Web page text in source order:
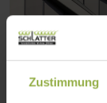
Zustimmung